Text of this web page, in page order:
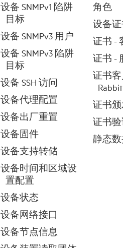
设备 SNMPv1 陷阱
目标
设备 SNMPv3 用户
设备 SNMPv3 陷阱
目标
设备 SSH 访问
设备代理配置
设备出厂重置
设备固件
设备支持转储
设备时间和区域设
置配置
设备状态
设备网络接口
设备节点信息
角色
设备
证书 -
证书 -
证书
证书
证书
静态